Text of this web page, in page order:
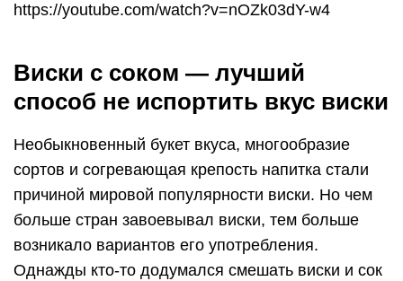
https://youtube.com/watch?v=nOZk03dY-w4
Виски с соком — лучший
способ не испортить вкус виски
Необыкновенный букет вкуса, многообразие
сортов и согревающая крепость напитка стали
причиной мировой популярности виски. Но чем
больше стран завоевывал виски, тем больше
возникало вариантов его употребления.
Однажды кто-то додумался смешать виски и сок